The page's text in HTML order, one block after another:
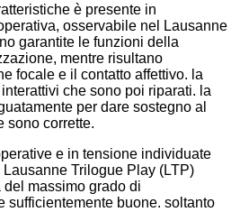
è presente in
osservabile nel Lausanne
garantite le funzioni della
mentre risultano
focale e il contatto affettivo. la
che sono poi riparati. la
per dare sostegno al
sono corrette.
e in tensione individuate
Trilogue Play (LTP)
massimo grado di
sufficientemente buone. soltanto